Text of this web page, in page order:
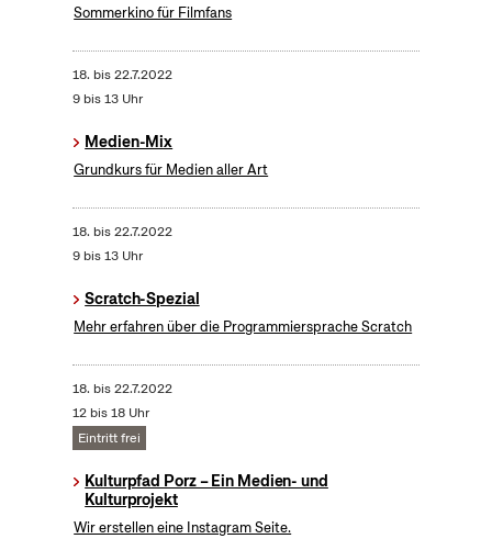
Sommerkino für Filmfans
18. bis22.7.2022
9 bis 13 Uhr
Medien-Mix
Grundkurs für Medien aller Art
18. bis22.7.2022
9 bis 13 Uhr
Scratch-Spezial
Mehr erfahren über die Programmiersprache Scratch
18. bis22.7.2022
12 bis 18 Uhr
Eintritt frei
Kulturpfad Porz – Ein Medien- und
Kulturprojekt
Wir erstellen eine Instagram Seite.